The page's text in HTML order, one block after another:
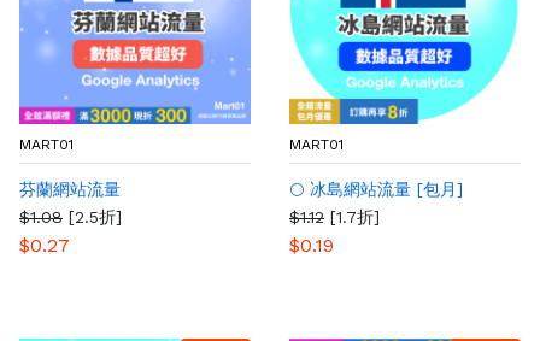
MART01
芬蘭網站流量
$1.08 [2.5折]
$0.27
MART01
🌕 冰島網站流量 [包月]
$1.12 [1.7折]
$0.19